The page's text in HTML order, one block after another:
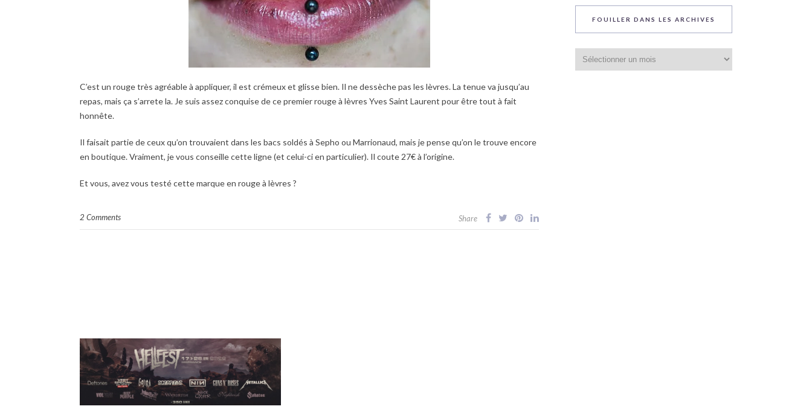
C’est un rouge très agréable à appliquer, il est crémeux et glisse bien. Il ne dessèche pas les lèvres. La tenue va jusqu’au
repas, mais ça s’arrete la. Je suis assez conquise de ce premier rouge à lèvres Yves Saint Laurent pour être tout à fait
honnête.
Il faisait partie de ceux qu’on trouvaient dans les bacs soldés à Sepho ou Marrionaud, mais je pense qu’on le trouve encore
en boutique. Vraiment, je vous conseille cette ligne (et celui-ci en particulier). Il coute 27€ à l’origine.
Et vous, avez vous testé cette marque en rouge à lèvres ?
2 Comments Share
FOUILLER DANS LES ARCHIVES
dans
les